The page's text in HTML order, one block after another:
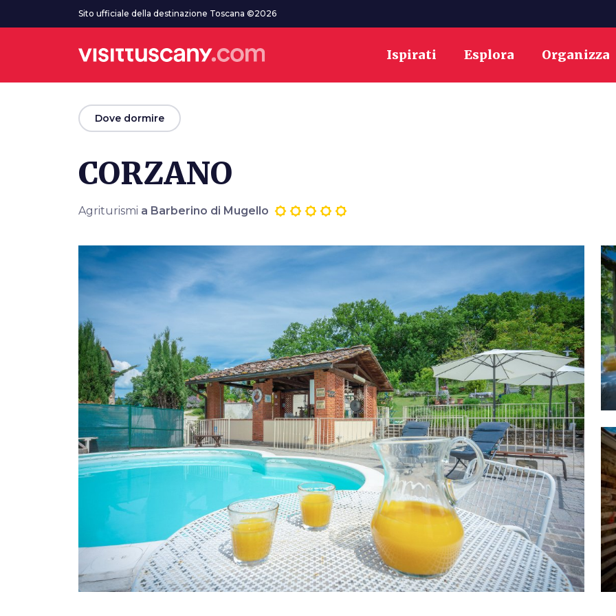
Vai al contenuto principaleSito ufficiale della destinazione Toscana ©2026
Ispirati Esplora Organizza
arrow_backDove dormire
CORZANO
Agriturismi a Barberino di Mugello